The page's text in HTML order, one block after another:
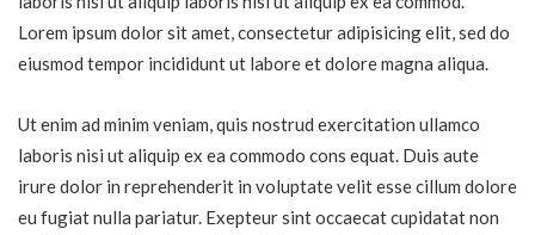
Lorem ipsum dolor sit amet, consectetur adipisicing elit, sed do
eiusmod tempor incididunt ut labore et dolore magna aliqua.
Ut enim ad minim veniam, quis nostrud exercitation ullamco
laboris nisi ut aliquip ex ea commodo cons equat. Duis aute
irure dolor in reprehenderit in voluptate velit esse cillum dolore
eu fugiat nulla pariatur. Exepteur sint occaecat cupidatat non